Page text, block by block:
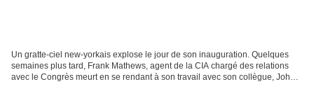
Un gratte-ciel new-yorkais explose le jour de son inauguration. Quelques
semaines plus tard, Frank Mathews, agent de la CIA chargé des relations
avec le Congrès meurt en se rendant à son travail avec son collègue, John